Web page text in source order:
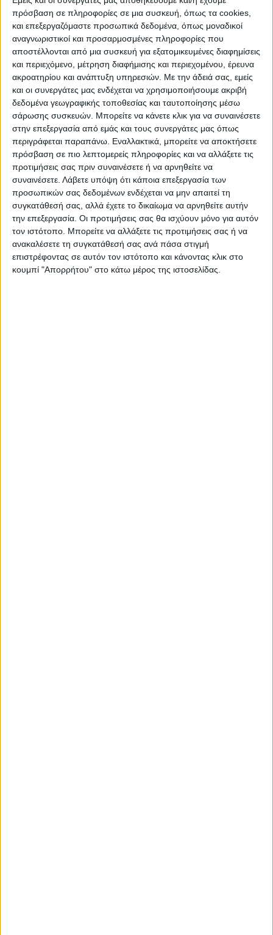
πρόσβαση σε πληροφορίες σε μια συσκευή, όπως τα cookies,
και επεξεργαζόμαστε προσωπικά δεδομένα, όπως μοναδικοί
αναγνωριστικοί και προσαρμοσμένες πληροφορίες που
αποστέλλονται από μια συσκευή για εξατομικευμένες διαφημίσεις
και περιεχόμενο, μέτρηση διαφήμισης και περιεχομένου, έρευνα
ακροατηρίου και ανάπτυξη υπηρεσιών. Με την άδειά σας, εμείς
και οι συνεργάτες μας ενδέχεται να χρησιμοποιήσουμε ακριβή
δεδομένα γεωγραφικής τοποθεσίας και ταυτοποίησης μέσω
σάρωσης συσκευών. Μπορείτε να κάνετε κλικ για να συναινέσετε
στην επεξεργασία από εμάς και τους συνεργάτες μας όπως
περιγράφεται παραπάνω. Εναλλακτικά, μπορείτε να αποκτήσετε
πρόσβαση σε πιο λεπτομερείς πληροφορίες και να αλλάξετε τις
προτιμήσεις σας πριν συναινέσετε ή να αρνηθείτε να
συναινέσετε. Λάβετε υπόψη ότι κάποια επεξεργασία των
προσωπικών σας δεδομένων ενδέχεται να μην απαιτεί τη
συγκατάθεσή σας, αλλά έχετε το δικαίωμα να αρνηθείτε αυτήν
την επεξεργασία. Οι προτιμήσεις σας θα ισχύουν μόνο για αυτόν
τον ιστότοπο. Μπορείτε να αλλάξετε τις προτιμήσεις σας ή να
ανακαλέσετε τη συγκατάθεσή σας ανά πάσα στιγμή
επιστρέφοντας σε αυτόν τον ιστότοπο και κάνοντας κλικ στο
κουμπί "Απορρήτου" στο κάτω μέρος της ιστοσελίδας.
Υπογραμμίζει πως «έχουμε τη δύναμη να
μπλοκάρουμε την εφαρμογή του
νομοσχεδίου, θα το πετάξουμε έξω από τις
σχολές μας» και ξεκαθαρίζει πως «θα
υπερασπιστούμε μέχρι τέλους το δικαίωμά
μας να συζητάμε και να διεκδικούμε ένα
καλύτερο μέλλον! Θα συνεχίσουμε ακόμα
πιο μαζικά και μαχητικά τους αγώνες μας
για τις σπουδές που έχουμε ανάγκη, θα
συνεχίσουμε να τους χαλάμε τη σούπα».
Καλεί την κυβέρνηση και τις διοικήσεις να
αναλάβουν τις ευθύνες τους και να
επαναλειτουργήσουν οι σχολές το εαρινό
εξάμηνο και απαιτεί «από τις διοικήσεις των
ιδρυμάτων μας να πάρουν θέση, να
ξεκαθαρίσουν πως δεν πρόκειται να
νομιμοποιήσουν το νομοσχέδιο, ήδη